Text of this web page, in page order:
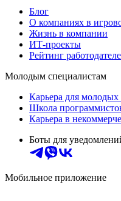
Блог
О компаниях в
Жизнь в компании
ИТ-проекты
Рейтинг
Молодым специалистам
Карьера для молодых
Школа
Карьера в
Боты для
Мобильное приложение